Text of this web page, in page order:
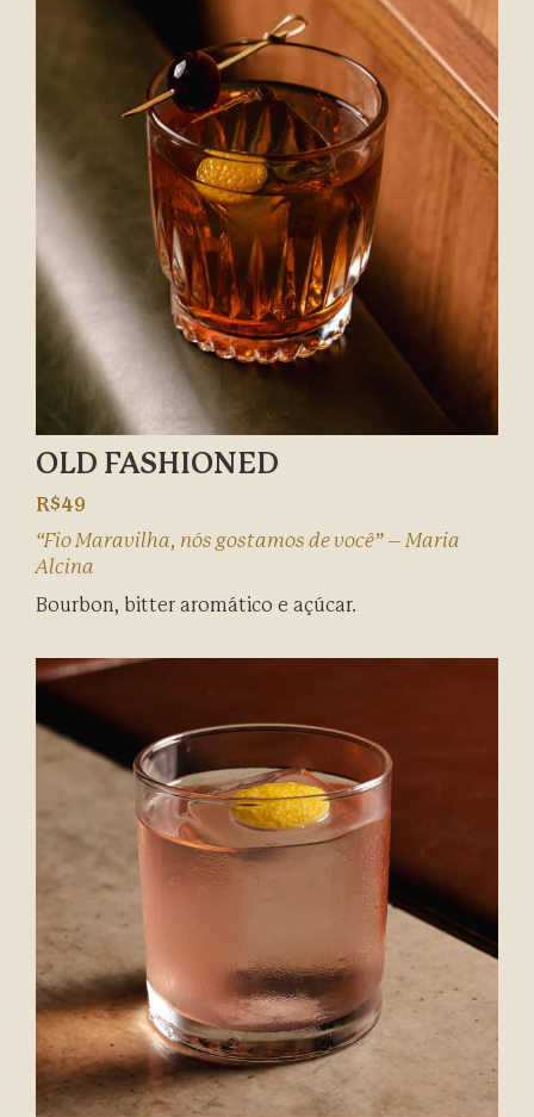
OLD FASHIONED
R$49
“Fio Maravilha, nós gostamos de você” – Maria
Alcina
Bourbon, bitter aromático e açúcar.